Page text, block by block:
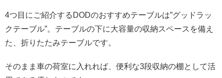
4つ目にご紹介するDODのおすすめテーブルは”グッドラッ
クテーブル”。テーブルの下に大容量の収納スペースを備え
た、折りたたみテーブルです。
そのまま車の荷室に入れれば、便利な3段収納の棚として活